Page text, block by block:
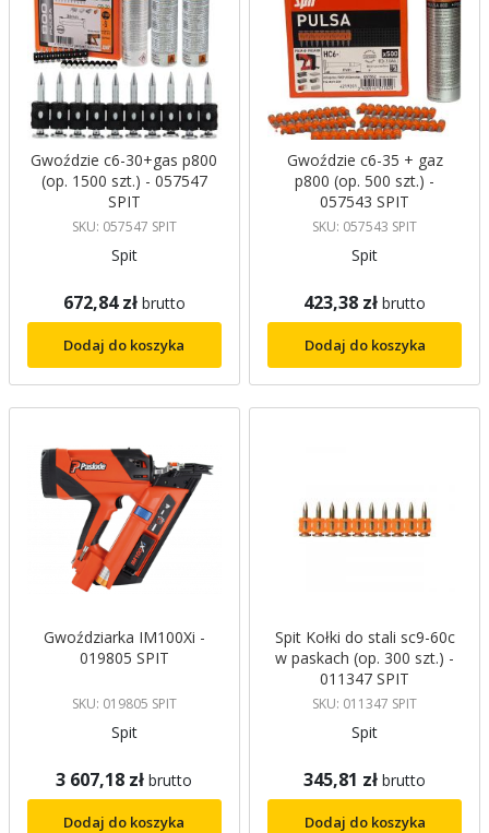
Gwoździe c6-30+gas p800
(op. 1500 szt.) - 057547
SPIT
SKU: 057547 SPIT
Spit
672,84 zł brutto
Dodaj do koszyka
Gwoździe c6-35 + gaz
p800 (op. 500 szt.) -
057543 SPIT
SKU: 057543 SPIT
Spit
423,38 zł brutto
Dodaj do koszyka
Gwoździarka IM100Xi -
019805 SPIT
SKU: 019805 SPIT
Spit
3 607,18 zł brutto
Dodaj do koszyka
Spit Kołki do stali sc9-60c
w paskach (op. 300 szt.) -
011347 SPIT
SKU: 011347 SPIT
Spit
345,81 zł brutto
Dodaj do koszyka